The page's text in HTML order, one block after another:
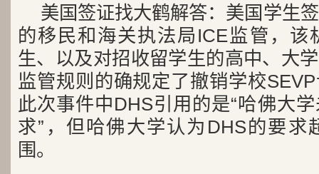
美国签证找大鹤解答：美国学生
的移民和海关执法局ICE监管，该
生、以及对招收留学生的高中、大
监管规则的确规定了撤销学校
此次事件中DHS引用的是“哈佛大
求”，但哈佛大学认为DHS的要求
围。